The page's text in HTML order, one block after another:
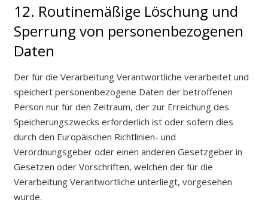
12. Routinemäßige Löschung und
Sperrung von personenbezogenen
Daten
Der für die Verarbeitung Verantwortliche verarbeitet und
speichert personenbezogene Daten der betroffenen
Person nur für den Zeitraum, der zur Erreichung des
Speicherungszwecks erforderlich ist oder sofern dies
durch den Europäischen Richtlinien- und
Verordnungsgeber oder einen anderen Gesetzgeber in
Gesetzen oder Vorschriften, welchen der für die
Verarbeitung Verantwortliche unterliegt, vorgesehen
wurde.